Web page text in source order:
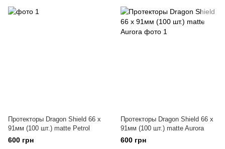
Протекторы Dragon Shield 66 x
91мм (100 шт.) matte Petrol
600 грн
Протекторы Dragon Shield 66 x
91мм (100 шт.) matte Aurora
600 грн